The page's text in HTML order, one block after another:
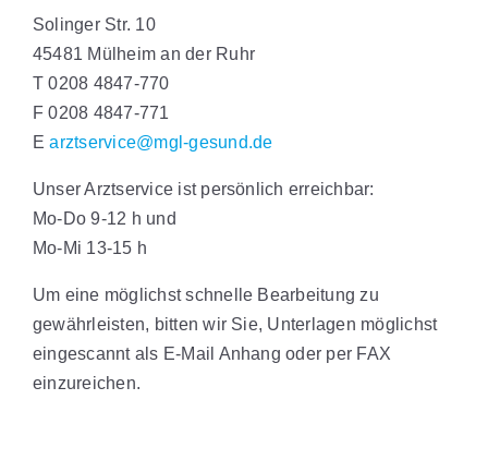
Solinger Str. 10
45481 Mülheim an der Ruhr
T 0208 4847-770
F 0208 4847-771
Earztservice@mgl-gesund.de
Unser Arztservice ist persönlich erreichbar:
Mo-Do 9-12 h und
Mo-Mi 13-15 h
Um eine möglichst schnelle Bearbeitung zu
gewährleisten, bitten wir Sie, Unterlagen möglichst
eingescannt als E-Mail Anhang oder per FAX
einzureichen.